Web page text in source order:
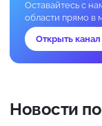
Оставайтесь с
области прямо в
Открыть
Новости